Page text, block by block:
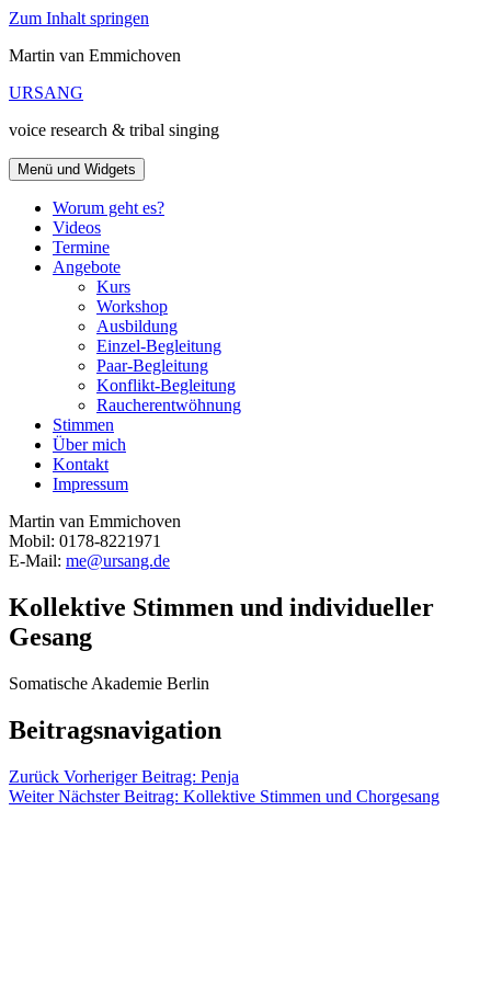
Zum Inhalt springen
Martin van Emmichoven
URSANG
voice research & tribal singing
Menü und Widgets
Worum geht es?
Videos
Termine
Angebote
Kurs
Workshop
Ausbildung
Einzel-Begleitung
Paar-Begleitung
Konflikt-Begleitung
Raucherentwöhnung
Stimmen
Über mich
Kontakt
Impressum
Martin van Emmichoven
Mobil: 0178-8221971
E-Mail: me@ursang.de
Kollektive Stimmen und individueller
Gesang
Somatische Akademie Berlin
Beitragsnavigation
Zurück Vorheriger Beitrag: Penja
Weiter Nächster Beitrag: Kollektive Stimmen und Chorgesang